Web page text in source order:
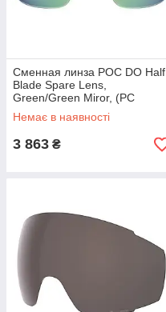
Сменная линза POC DO Half
Blade Spare Lens,
Green/Green Miror, (PC
DOHB56100GGMONE1) MK
official
Немає в наявності
3 863 ₴